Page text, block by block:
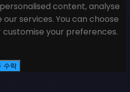
content, analyse
services. You can choose
your preferences.
수락